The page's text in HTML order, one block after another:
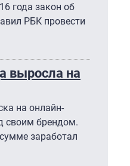
года закон об
РБК провести
выросла на
на онлайн-
своим брендом.
заработал